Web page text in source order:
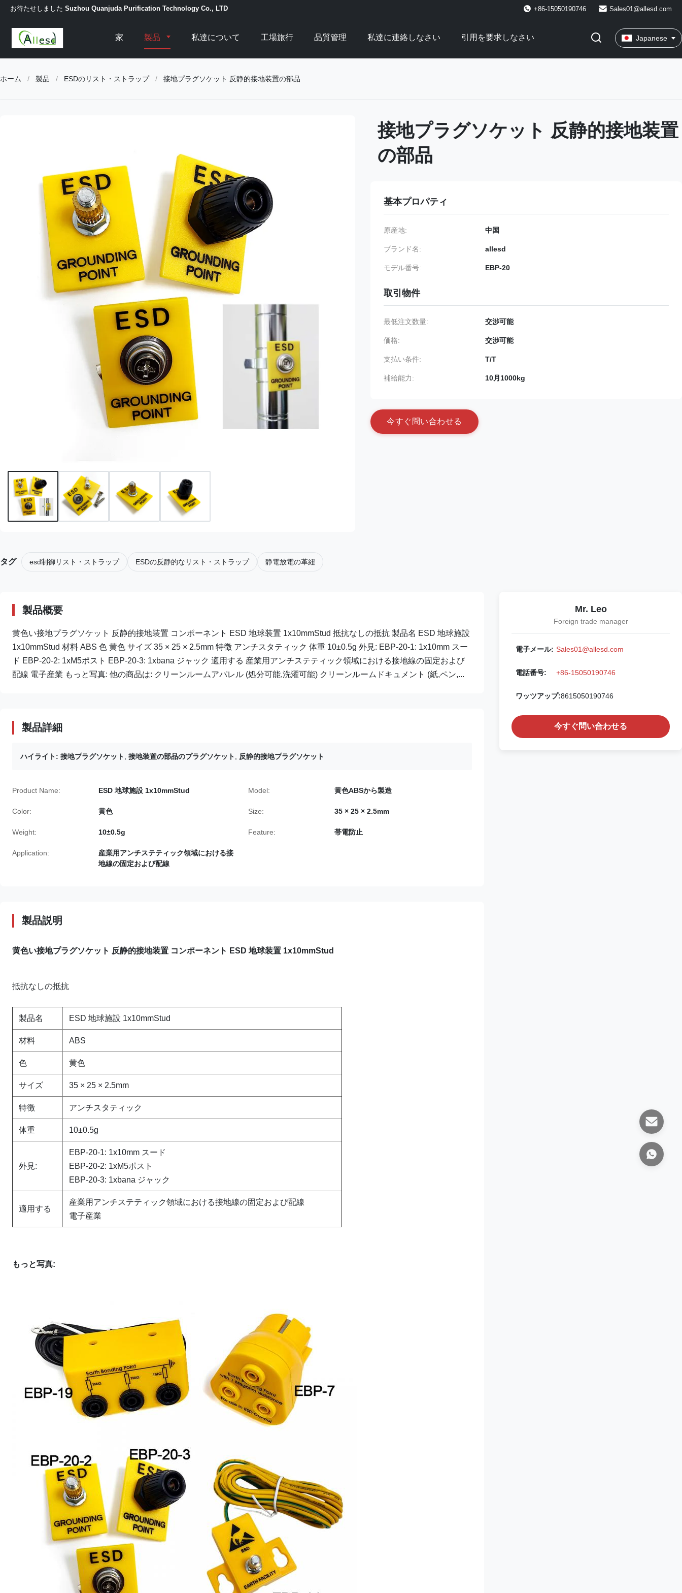
お待たせしました Suzhou Quanjuda Purification Technology Co., LTD +86-15050190746 Sales01@allesd.com
家 製品 私達について 工場旅行 品質管理 私達に連絡しなさい 引用を要求しなさい Japanese
ホーム / 製品 / ESDのリスト・ストラップ / 接地プラグソケット 反静的接地装置の部品
接地プラグソケット 反静的接地装置
の部品
基本プロパティ
原産地: 中国
ブランド名: allesd
モデル番号: EBP-20
取引物件
最低注文数量: 交渉可能
価格: 交渉可能
支払い条件: T/T
補給能力: 10月1000kg
今す ぐ 問い合わせる
タグ esd制御リスト・ストラップ ESDの反静的なリスト・ストラップ 静電放電の革紐
製品概要
黄色い接地プラグソケット 反静的接地装置 コンポーネント ESD 地球装置 1x10mmStud 抵抗なしの抵抗 製品名 ESD 地球施設
1x10mmStud 材料 ABS 色 黄色 サイズ 35 × 25 × 2.5mm 特徴 アンチスタティック 体重 10±0.5g 外見: EBP-20-1: 1x10mm スー
ド EBP-20-2: 1xM5ポスト EBP-20-3: 1xbana ジャック 適用する 産業用アンチステティック領域における接地線の固定および
配線 電子産業 もっと写真: 他の商品は: クリーンルームアパレル (処分可能,洗濯可能) クリーンルームドキュメント (紙,ペン,...
製品詳細
ハイライト: 接地プラグソケット 接地装置の部品のプラグソケット 反静的接地プラグソケット
Product Name: ESD 地球施設 1x10mmStud Model: 黄色ABSから製造
Color: 黄色 Size: 35 × 25 × 2.5mm
Weight: 10±0.5g Feature: 帯電防止
Application:
産業用アンチステティック領域における接
地線の固定および配線
製品説明
黄色い接地プラグソケット 反静的接地装置 コンポーネント ESD 地球装置 1x10mmStud
抵抗なしの抵抗
製品名 ESD 地球施設 1x10mmStud
材料 ABS
色 黄色
サイズ 35 × 25 × 2.5mm
特徴 アンチスタティック
体重 10±0.5g
外見:
EBP-20-1: 1x10mm スード
EBP-20-2: 1xM5ポスト
EBP-20-3: 1xbana ジャック
適用する
産業用アンチステティック領域における接地線の固定および配線
電子産業
もっと写真:
Mr. Leo
Foreign trade manager
電子メール: Sales01@allesd.com
電話番号: +86-15050190746
ワッツアップ:8615050190746
今すぐ問い合わせる